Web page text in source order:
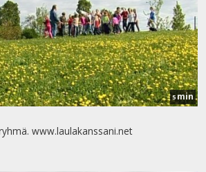
5min
www.laulakanssani.net